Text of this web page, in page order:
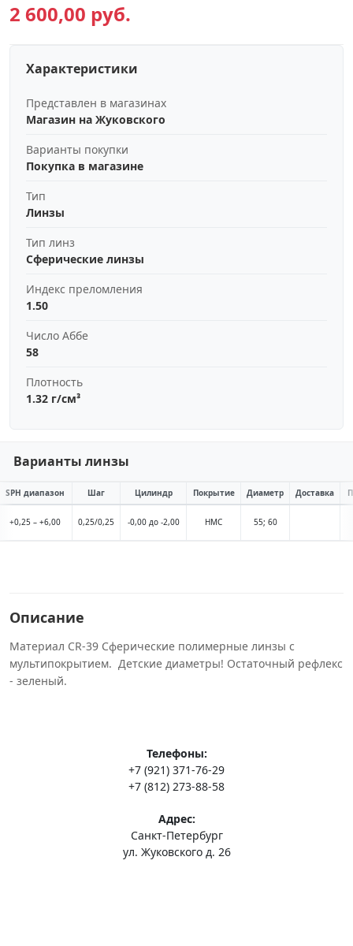
2 600,00 руб.
Характеристики
Представлен в магазинах
Магазин на Жуковского
Варианты покупки
Покупка в магазине
Тип
Линзы
Тип линз
Сферические линзы
Индекс преломления
1.50
Число Аббе
58
Плотность
1.32 г/см³
Варианты линзы
SPH диапазон Шаг Цилиндр Покрытие Диаметр Доставка
+0,25 – +6,00 0,25/0,25 -0,00 до -2,00 HMC 55; 60
Описание
Материал CR-39 Сферические полимерные линзы с
мультипокрытием. Детские диаметры! Остаточный рефлекс
- зеленый.
Телефоны:
+7 (921) 371-76-29
+7 (812) 273-88-58
Адрес:
Санкт-Петербург
ул. Жуковского д. 26